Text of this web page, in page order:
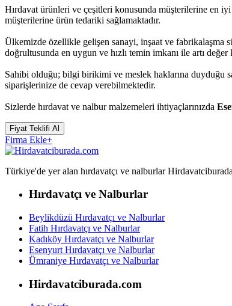
Hırdavat ürünleri ve çeşitleri konusunda müşterilerine en
müşterilerine ürün tedariki sağlamaktadır.
Ülkemizde özellikle gelişen sanayi, inşaat ve fabrikalaşma
doğrultusunda en uygun ve hızlı temin imkanı ile artı değer
Sahibi olduğu; bilgi birikimi ve meslek haklarına duyduğu
siparişlerinize de cevap verebilmektedir.
Sizlerde hırdavat ve nalbur malzemeleri ihtiyaçlarınızda
Fiyat Teklifi Al
Firma Ekle+
Türkiye'de yer alan hırdavatçı ve nalburlar
Hırdavatçı ve Nalburlar
Beylikdüzü Hırdavatçı ve Nalburlar
Fatih Hırdavatçı ve Nalburlar
Kadıköy Hırdavatçı ve Nalburlar
Esenyurt Hırdavatçı ve Nalburlar
Ümraniye Hırdavatçı ve Nalburlar
Hirdavatciburada.com